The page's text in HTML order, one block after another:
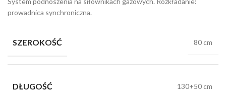
prowadnica synchroniczna.
SZEROKOŚĆ 80 cm
DŁUGOŚĆ 130+50 cm